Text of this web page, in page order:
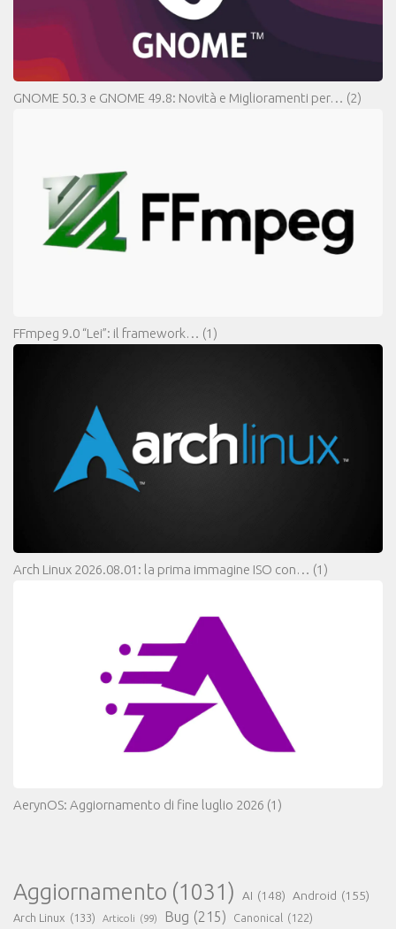
GNOME 50.3 e GNOME 49.8: Novità e Miglioramenti per… (2)
FFmpeg 9.0 “Lei”: il framework… (1)
Arch Linux 2026.08.01: la prima immagine ISO con… (1)
AerynOS: Aggiornamento di fine luglio 2026 (1)
Aggiornamento (1031) AI (148) Android (155)
Arch Linux (133) Articoli (99) Bug (215) Canonical (122)